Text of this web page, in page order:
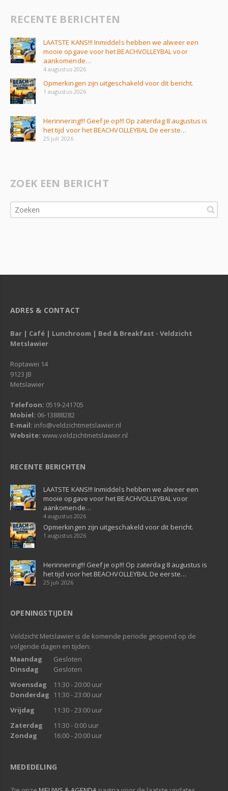
RECENTE BERICHTEN
LAATSTE KANS!!! Inmiddels hebben we alweer een
mooie opgave voor het BEACHVOLLEYBAL voor
aankomende…
4 augustus 2026
Opmerkingen zijn uitgeschakeld voor dit bericht.
1 augustus 2026
Herinnering!!! Geef je op!!! Op zaterdag 8 augustus is
het tijd voor het BEACHVOLLEYBAL De eerste…
25 juli 2026
ZOEK EEN BERICHT
ADRES & CONTACT
Bar | Café | Lunchroom | Bed & Breakfast - Veldzicht
Metslawier
Roptawei 14
9123 JB
Metslawier
Telefoon: 0519-241705
Mobiel: 06-13888282
E-mail: info@veldzichtmetslawier.nl
Website: www.veldzichtmetslawier.nl
RECENTE BERICHTEN
LAATSTE KANS!!! Inmiddels hebben we alweer een
mooie opgave voor het BEACHVOLLEYBAL voor
aankomende…
4 augustus 2026
Opmerkingen zijn uitgeschakeld voor dit bericht.
1 augustus 2026
Herinnering!!! Geef je op!!! Op zaterdag 8 augustus is
het tijd voor het BEACHVOLLEYBAL De eerste…
25 juli 2026
OPENINGSTIJDEN
Veldzicht Metslawier is de komende periode geopend op de
volgende dagen en tijden:
Maandag
Gesloten
Dinsdag
Gesloten
Woensdag
11:30 - 20:00 uur
Donderdag
11:30 - 23:00 uur
Vrijdag
11:30 - 23:00 uur
Zaterdag
11:30 - 0:00 uur
Zondag
16:00 - 20:00 uur
MEDEDELING